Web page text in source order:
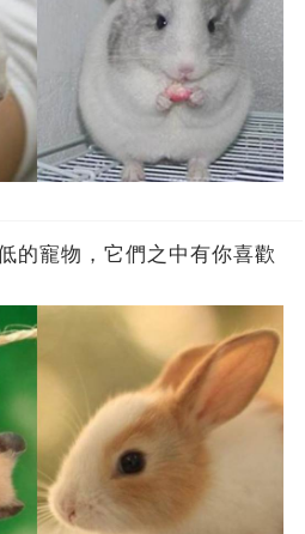
的寵物，它們之中有你喜歡